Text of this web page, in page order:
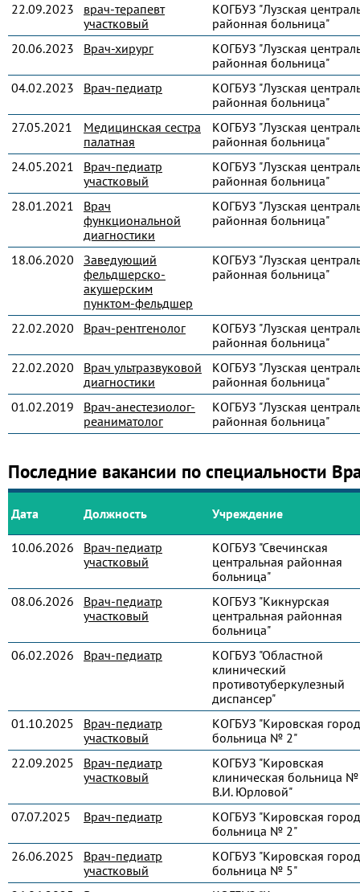
22.09.2023
врач-терапевт
участковый
КОГБУЗ "Лузская
районная больница"
20.06.2023
Врач-хирург
КОГБУЗ "Лузская
районная больница"
04.02.2023
Врач-педиатр
КОГБУЗ "Лузская
районная больница"
27.05.2021
Медицинская сестра
палатная
КОГБУЗ "Лузская
районная больница"
24.05.2021
Врач-педиатр
участковый
КОГБУЗ "Лузская
районная больница"
28.01.2021
Врач
функциональной
диагностики
КОГБУЗ "Лузская
районная больница"
18.06.2020
Заведующий
фельдшерско-
акушерским
пунктом-фельдшер
КОГБУЗ "Лузская
районная больница"
22.02.2020 Врач-рентгенолог
КОГБУЗ "Лузская
районная больница"
22.02.2020
Врач ультразвуковой
диагностики
КОГБУЗ "Лузская
районная больница"
01.02.2019
Врач-анестезиолог-
реаниматолог
КОГБУЗ "Лузская
районная больница"
Последние вакансии по специальности
Дата Должность Учреждение
10.06.2026
Врач-педиатр
участковый
КОГБУЗ "Свечинская
центральная районная
больница"
08.06.2026
Врач-педиатр
участковый
КОГБУЗ "Кикнурская
центральная районная
больница"
06.02.2026
Врач-педиатр
КОГБУЗ "Областной
клинический
противотуберкулезный
диспансер"
01.10.2025
Врач-педиатр
участковый
КОГБУЗ "Кировская
больница № 2"
22.09.2025
Врач-педиатр
участковый
КОГБУЗ "Кировская
клиническая больница
В.И. Юрловой"
07.07.2025
Врач-педиатр
КОГБУЗ "Кировская
больница № 2"
26.06.2025
Врач-педиатр
участковый
КОГБУЗ "Кировская
больница № 5"